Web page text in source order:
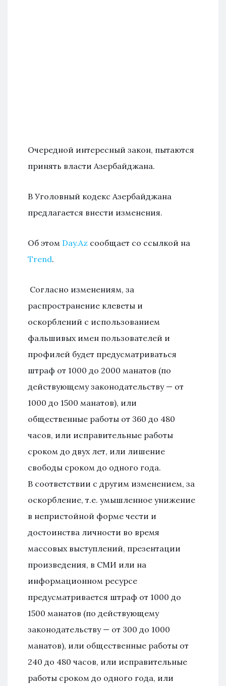
Очередной интересный закон, пытаются
принять власти Азербайджана.
В Уголовный кодекс Азербайджана
предлагается внести изменения.
Об этом Day.Az сообщает со ссылкой на
Trend.
Согласно изменениям, за
распространение клеветы и
оскорблений с использованием
фальшивых имен пользователей и
профилей будет предусматриваться
штраф от 1000 до 2000 манатов (по
действующему законодательству — от
1000 до 1500 манатов), или
общественные работы от 360 до 480
часов, или исправительные работы
сроком до двух лет, или лишение
свободы сроком до одного года.
В соответствии с другим изменением, за
оскорбление, т.е. умышленное унижение
в непристойной форме чести и
достоинства личности во время
массовых выступлений, презентации
произведения, в СМИ или на
информационном ресурсе
предусматривается штраф от 1000 до
1500 манатов (по действующему
законодательству — от 300 до 1000
манатов), или общественные работы от
240 до 480 часов, или исправительные
работы сроком до одного года, или